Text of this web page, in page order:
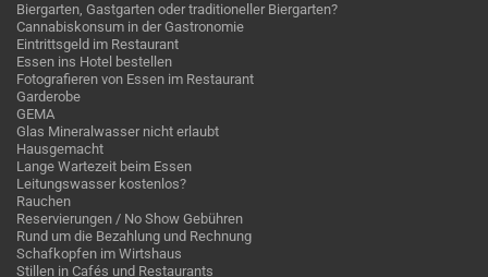
Biergarten, Gastgarten oder traditioneller Biergarten?
Cannabiskonsum in der Gastronomie
Eintrittsgeld im Restaurant
Essen ins Hotel bestellen
Fotografieren von Essen im Restaurant
Garderobe
GEMA
Glas Mineralwasser nicht erlaubt
Hausgemacht
Lange Wartezeit beim Essen
Leitungswasser kostenlos?
Rauchen
Reservierungen / No Show Gebühren
Rund um die Bezahlung und Rechnung
Schafkopfen im Wirtshaus
Stillen in Cafés und Restaurants